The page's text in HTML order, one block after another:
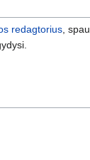
redagtorius ,